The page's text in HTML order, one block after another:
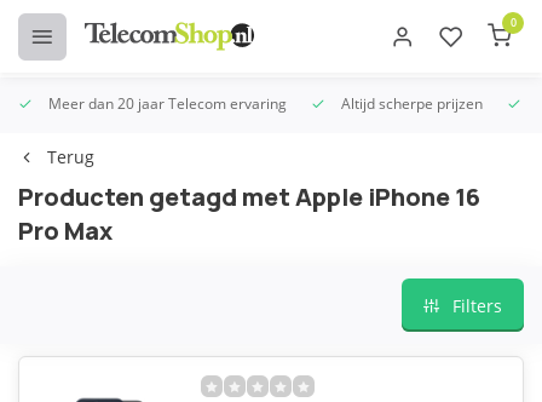
0
Meer dan 20 jaar Telecom ervaring Altijd scherpe prijzen
Terug
Producten getagd met Apple iPhone 16
Pro Max
Filters